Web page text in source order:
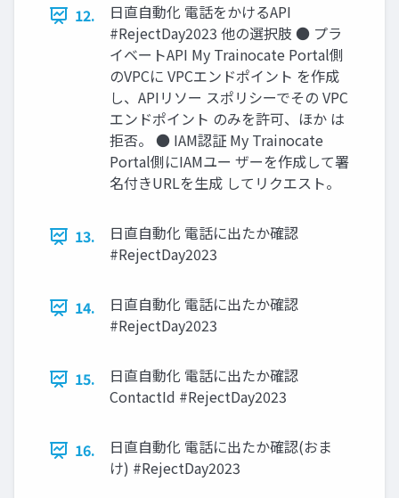
12.
日直自動化 電話をかけるAPI
#RejectDay2023 他の選択肢 ● プラ
イベートAPI My Trainocate Portal側
のVPCに VPCエンドポイント を作成
し、APIリソー スポリシーでその VPC
エンドポイント のみを許可、ほか は
拒否。 ● IAM認証 My Trainocate
Portal側にIAMユー ザーを作成して署
名付きURLを生成 してリクエスト。
13.
日直自動化 電話に出たか確認
#RejectDay2023
14.
日直自動化 電話に出たか確認
#RejectDay2023
15.
日直自動化 電話に出たか確認
ContactId #RejectDay2023
16.
日直自動化 電話に出たか確認(おま
け) #RejectDay2023